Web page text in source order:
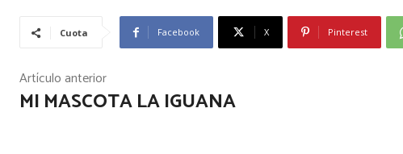
Cuota Facebook X Pinterest
Artículo anterior
MI MASCOTA LA IGUANA